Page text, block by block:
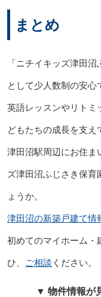
まとめ
「ニチイキッズ津田
として少人数制の安心
英語レッスンやリトミ
どもたちの成長を支え
津田沼駅周辺にお住ま
ズ津田沼ふじさき保育
ょうか。
津田沼の新築戸建て情
初めてのマイホーム・
ひ、 ご相談 ください。
▼ 物件情報が